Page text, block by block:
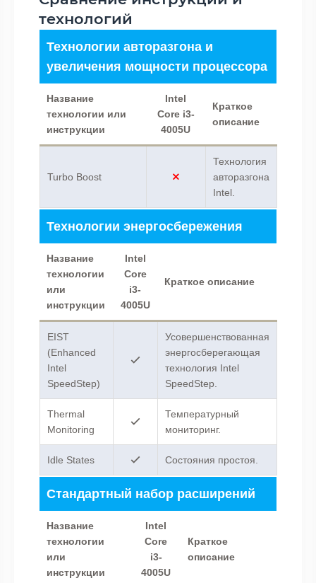
технологий
Технологии авторазгона и
увеличения мощности процессора
Название
технологии или
инструкции
Intel
Core i3-
4005U
Краткое
описание
Turbo Boost
Технология
авторазгона
Intel.
Технологии энергосбережения
Название
технологии
или
инструкции
Intel
Core
i3-
4005U
Краткое описание
EIST
(Enhanced
Intel
SpeedStep)
Усовершенствованная
энергосберегающая
технология Intel
SpeedStep.
Thermal
Monitoring
Температурный
мониторинг.
Idle States Состояния простоя.
Стандартный набор расширений
Название
технологии
или
инструкции
Intel
Core
i3-
4005U
Краткое
описание